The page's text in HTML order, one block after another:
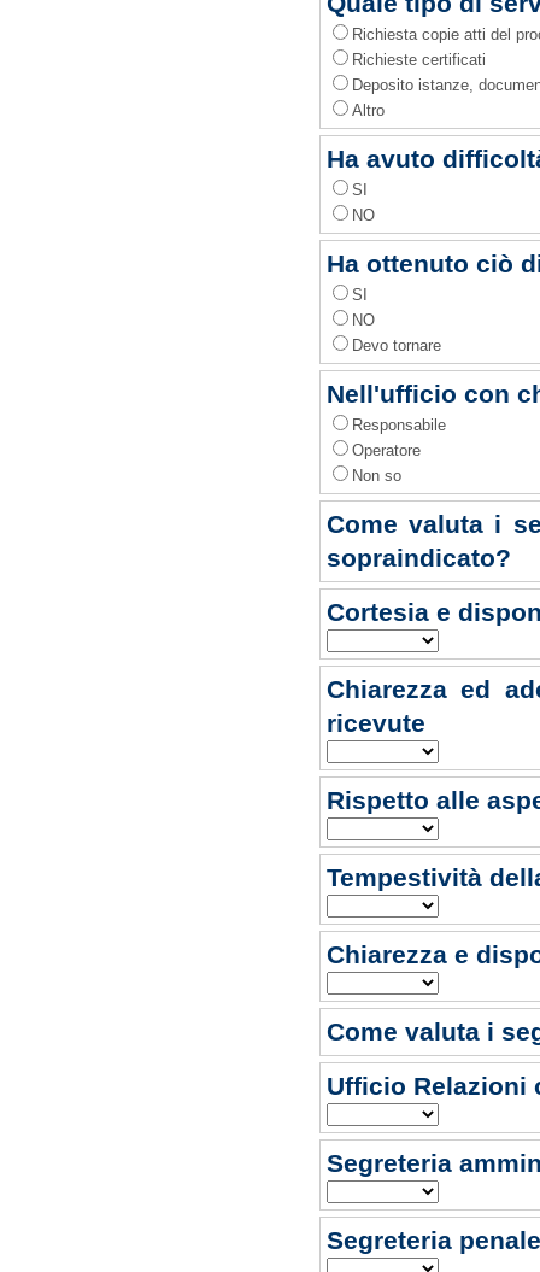
Richiesta copie atti del
Richieste certificati
Deposito istanze,
Altro
Ha avuto
SI
NO
Ha ottenuto ciò
SI
NO
Devo tornare
Nell'ufficio con
Responsabile
Operatore
Non so
Come valuta i
sopraindicato?
Cortesia e
Chiarezza ed
ricevute
Rispetto alle
Tempestività
Chiarezza e
Come valuta i
Ufficio Relazioni
Segreteria
Segreteria penale